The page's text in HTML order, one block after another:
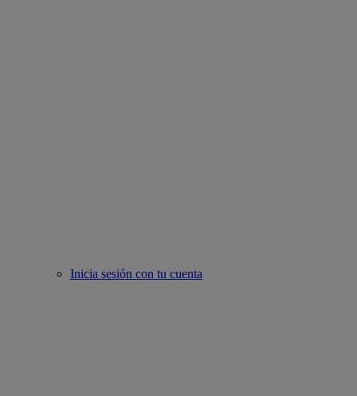
Inicia sesión con tu cuenta